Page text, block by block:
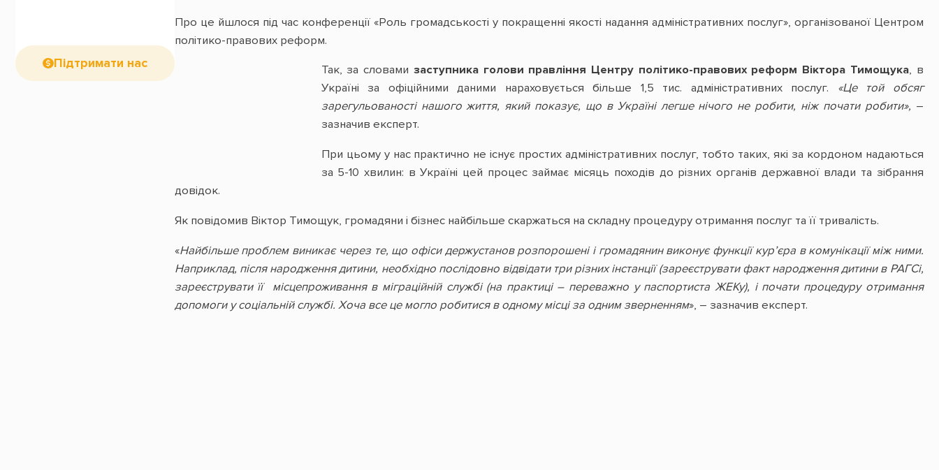
Підтримати нас
Про це йшлося під час конференції «Роль громадськості у покращенні якості надання адміністративних послуг», організованої Центром
політико-правових реформ.
Так, за словами заступника голови правління Центру політико-правових реформ Віктора Тимощука, в
Україні за офіційними даними нараховується більше 1,5 тис. адміністративних послуг. «Це той обсяг
зарегульованості нашого життя, який показує, що в Україні легше нічого не робити, ніж почати робити», –
зазначив експерт.
При цьому у нас практично не існує простих адміністративних послуг, тобто таких, які за кордоном надаються
за 5-10 хвилин: в Україні цей процес займає місяць походів до різних органів державної влади та зібрання
довідок.
Як повідомив Віктор Тимощук, громадяни і бізнес найбільше скаржаться на складну процедуру отримання послуг та її тривалість.
«Найбільше проблем виникає через те, що офіси держустанов розпорошені і громадянин виконує функції кур’єра в комунікації між ними.
Наприклад, після народження дитини, необхідно послідовно відвідати три різних інстанції (зареєструвати факт народження дитини в РАГСі,
зареєструвати її місцепроживання в міграційній службі (на практиці – переважно у паспортиста ЖЕКу), і почати процедуру отримання
допомоги у соціальній службі. Хоча все це могло робитися в одному місці за одним зверненням», – зазначив експерт.